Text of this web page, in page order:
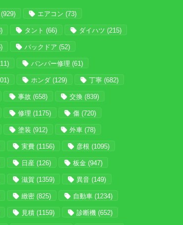
(929) エアコン (73)
タント (66) ダイハツ (215)
バックドア (52)
バンパー修理 (61)
ホンダ (129) 丁寧 (682)
事故 (658) 交換 (839)
修理 (1175) 傷 (720)
塗装 (912) 外車 (78)
実費 (1156) 彦根 (1095)
日産 (126) 板金 (947)
滋賀 (1359) 異音 (149)
緻密 (825) 自動車 (1234)
見積 (1159) 診断機 (652)